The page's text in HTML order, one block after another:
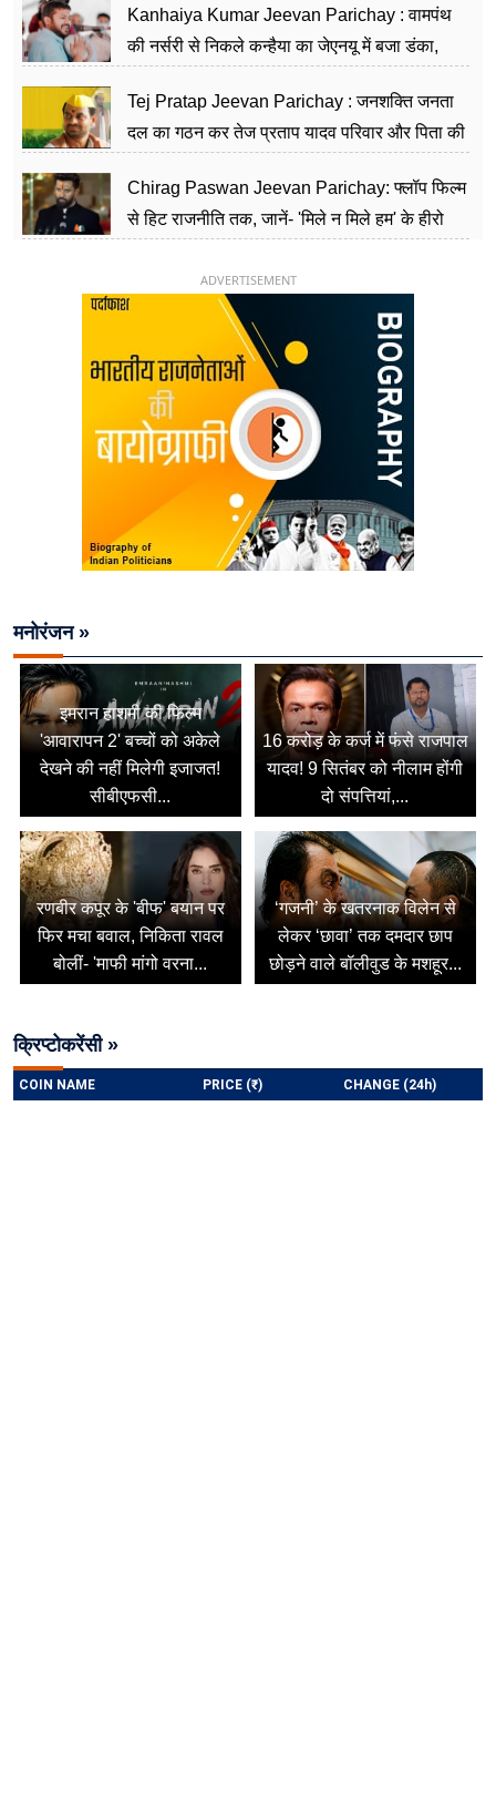
Kanhaiya Kumar Jeevan Parichay : वामपंथ
की नर्सरी से निकले कन्हैया का जेएनयू में बजा डंका,
Tej Pratap Jeevan Parichay : जनशक्ति जनता
दल का गठन कर तेज प्रताप यादव परिवार और पिता की
Chirag Paswan Jeevan Parichay: फ्लॉप फिल्म
से हिट राजनीति तक, जानें- 'मिले न मिले हम' के हीरो
ADVERTISEMENT
मनोरंजन »
इमरान हाशमी की फिल्म
'आवारापन 2' बच्चों को अकेले
देखने की नहीं मिलेगी इजाजत!
सीबीएफसी...
16 करोड़ के कर्ज में फंसे राजपाल
यादव! 9 सितंबर को नीलाम होंगी
दो संपत्तियां,...
रणबीर कपूर के 'बीफ' बयान पर
फिर मचा बवाल, निकिता रावल
बोलीं- 'माफी मांगो वरना...
‘गजनी’ के खतरनाक विलेन से
लेकर ‘छावा’ तक दमदार छाप
छोड़ने वाले बॉलीवुड के मशहूर...
क्रिप्टोकरेंसी »